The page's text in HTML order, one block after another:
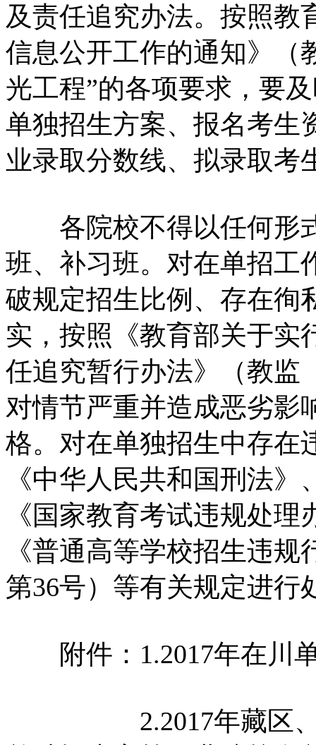
及责任追究办法。按照教
信息公开工作的通知》（
光工程”的各项要求，要
单独招生方案、报名考生
业录取分数线、拟录取考
各院校不得以任何形
班、补习班。对在单招工
破规定招生比例、存在徇
实，按照《教育部关于实
任追究暂行办法》（教监
对情节严重并造成恶劣影
格。对在单独招生中存在
《中华人民共和国刑法
《国家教育考试违规处
《普通高等学校招生违
第36号）等有关规定进行
附件：1.2017年在川
2.2017年藏区、大